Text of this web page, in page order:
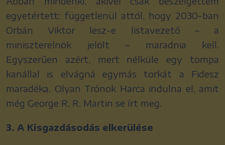
egyetértett: függetlenül attól, hogy 2030-ban
Orbán Viktor lesz-e listavezető – a
miniszterelnök jelölt – maradnia kell.
Egyszerűen azért, mert nélküle egy tompa
kanállal is elvágná egymás torkát a Fidesz
maradéka. Olyan Trónok Harca indulna el, amit
még George R. R. Martin se írt meg.
3. A Kisgazdásodás elkerülése